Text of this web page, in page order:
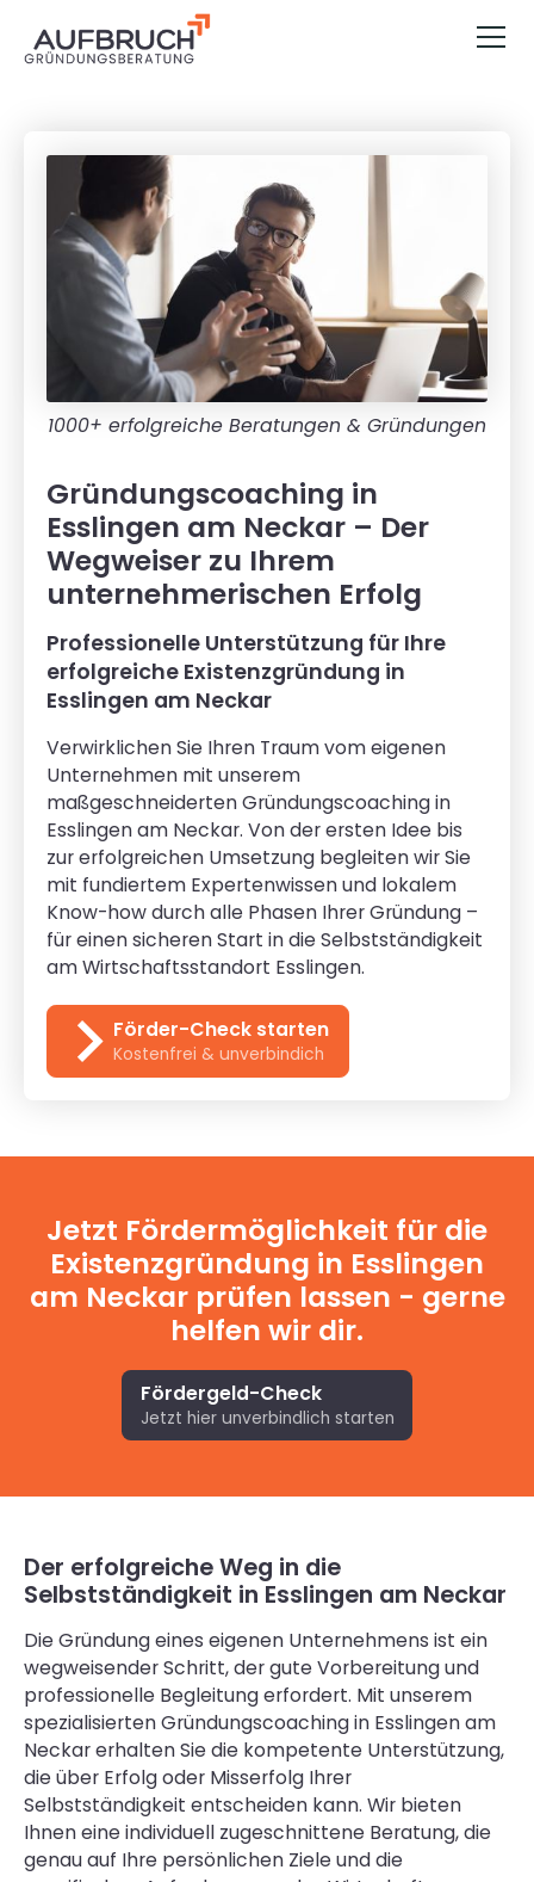
Gründungscoaching in
Esslingen am Neckar – Der
Wegweiser zu Ihrem
unternehmerischen Erfolg
Professionelle Unterstützung für Ihre
erfolgreiche Existenzgründung in
Esslingen am Neckar
Verwirklichen Sie Ihren Traum vom eigenen
Unternehmen mit unserem
maßgeschneiderten Gründungscoaching in
Esslingen am Neckar. Von der ersten Idee bis
zur erfolgreichen Umsetzung begleiten wir Sie
mit fundiertem Expertenwissen und lokalem
Know-how durch alle Phasen Ihrer Gründung –
für einen sicheren Start in die Selbstständigkeit
am Wirtschaftsstandort Esslingen.
Förder-Check starten
Kostenfrei & unverbindich
1000+ erfolgreiche Beratungen & Gründungen
Jetzt Fördermöglichkeit für die
Existenzgründung in Esslingen
am Neckar prüfen lassen - gerne
helfen wir dir.
Fördergeld-Check
Jetzt hier unverbindlich starten
Der erfolgreiche Weg in die
Selbstständigkeit in Esslingen am Neckar
Die Gründung eines eigenen Unternehmens ist ein
wegweisender Schritt, der gute Vorbereitung und
professionelle Begleitung erfordert. Mit unserem
spezialisierten Gründungscoaching in Esslingen am
Neckar erhalten Sie die kompetente Unterstützung,
die über Erfolg oder Misserfolg Ihrer
Selbstständigkeit entscheiden kann. Wir bieten
Ihnen eine individuell zugeschnittene Beratung, die
genau auf Ihre persönlichen Ziele und die